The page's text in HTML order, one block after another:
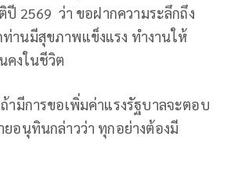
ปี 2569 ว่า ขอฝากความระลึกถึง
านมีสุขภาพแข็งแรง ทำงานให้
คงในชีวิต
ามีการขอเพิ่มค่าแรงรัฐบาลจะตอบ
อนุทินกล่าวว่า ทุกอย่างต้องมี